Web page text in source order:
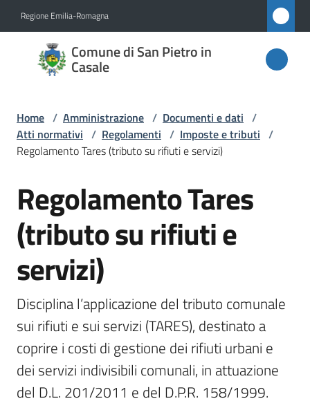
Regione Emilia-Romagna
Comune di San Pietro in
Casale
Comune
di San
in
Casale
Amministrazione
Menu selezionato
Novità
Servizi
Vivere
il
Comune
Home / Amministrazione / Documenti e dati /
Atti normativi / Regolamenti / Imposte e tributi /
Regolamento Tares (tributo su rifiuti e servizi)
Salta al contenuto
Regolamento Tares
(tributo su rifiuti e
servizi)
Disciplina l’applicazione del tributo comunale
sui rifiuti e sui servizi (TARES), destinato a
coprire i costi di gestione dei rifiuti urbani e
dei servizi indivisibili comunali, in attuazione
del D.L. 201/2011 e del D.P.R. 158/1999.